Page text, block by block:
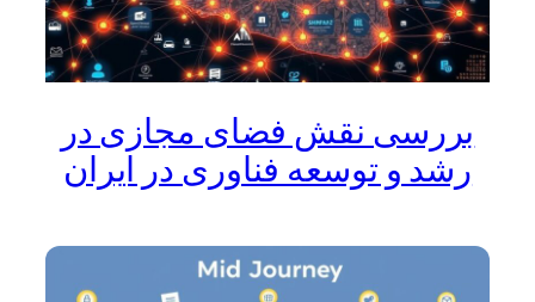
بررسی نقش فضای مجازی در
رشد و توسعه فناوری در ایران